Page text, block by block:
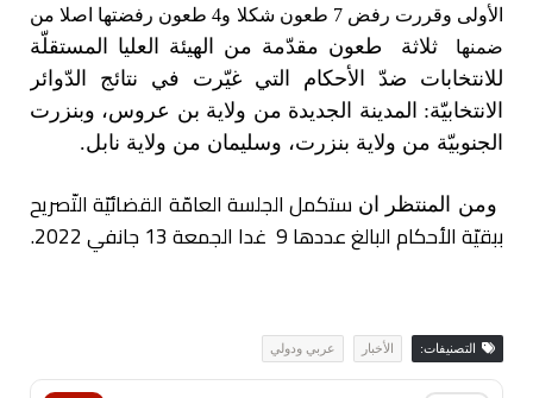
الأولى وقررت رفض 7 طعون شكلا و4 طعون رفضتها اصلا من
ضمنها
ثلاثة طعون مقدّمة من الهيئة العليا المستقلّة
للانتخابات ضدّ الأحكام التي غيّرت في نتائج الدّوائر
الانتخابيّة: المدينة الجديدة من ولاية بن عروس، وبنزرت
الجنوبيّة من ولاية بنزرت، وسليمان من ولاية نابل.
ومن المنتظر ان ستكمل الجلسة العامّة القضائيّة التّصريح
ببقيّة الأحكام البالغ عددها 9 غدا الجمعة 13 جانفي 2022.
التصنيفات: الأخبار عربي ودولي